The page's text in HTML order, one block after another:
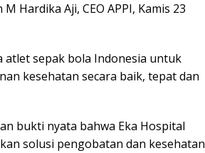
Hardika Aji, CEO APPI, Kamis 23
atlet sepak bola Indonesia untuk
kesehatan secara baik, tepat dan
bukti nyata bahwa Eka Hospital
solusi pengobatan dan kesehatan